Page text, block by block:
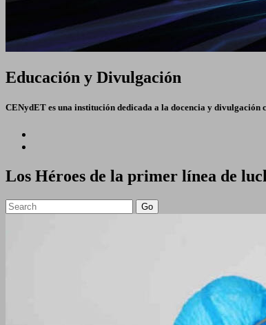
Educación y Divulgación
CENydET es una institución dedicada a la docencia y
Los Héroes de la primer línea de
Go